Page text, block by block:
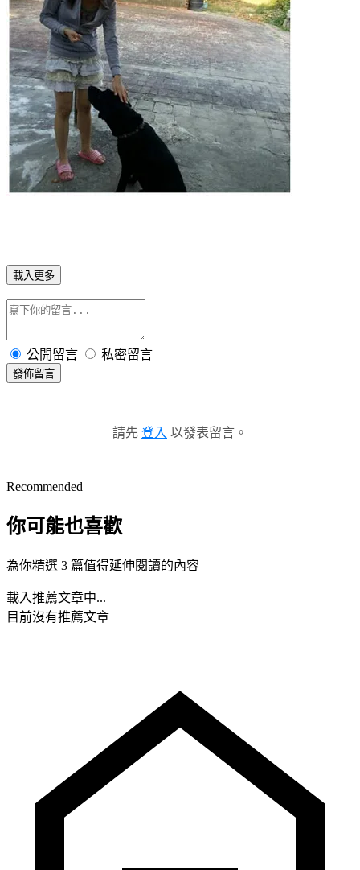
載入更多
公開留言 私密留言
發佈留言
請先 登入 以發表留言。
Recommended
你可能也喜歡
為你精選 3 篇值得延伸閱讀的內容
載入推薦文章中...
目前沒有推薦文章